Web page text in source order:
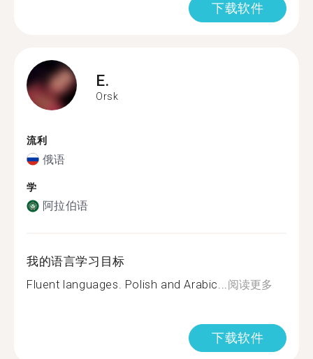
下载软件
E.
Orsk
流利
俄语
学
阿拉伯语
我的语言学习目标
Fluent languages. Polish and Arabic...阅读更多
下载软件